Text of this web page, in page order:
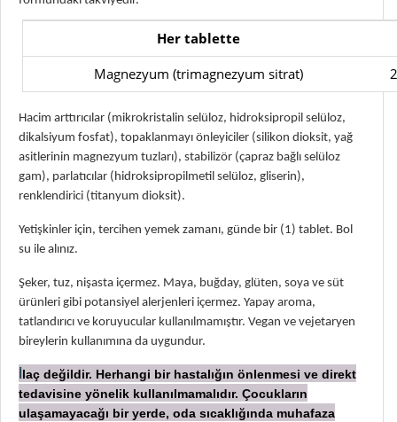
Her tablette
Magnezyum (trimagnezyum sitrat)
Hacim arttırıcılar (mikrokristalin selüloz, hidroksipropil selüloz,
dikalsiyum fosfat), topaklanmayı önleyiciler (silikon dioksit, yağ
asitlerinin magnezyum tuzları), stabilizör (çapraz bağlı selüloz
gam), parlatıcılar (hidroksipropilmetil selüloz, gliserin),
renklendirici (titanyum dioksit).
Yetişkinler için, tercihen yemek zamanı, günde bir (1) tablet. Bol
su ile alınız.
Şeker, tuz, nişasta içermez. Maya, buğday, glüten, soya ve süt
ürünleri gibi potansiyel alerjenleri içermez. Yapay aroma,
tatlandırıcı ve koruyucular kullanılmamıştır. Vegan ve vejetaryen
bireylerin kullanımına da uygundur.
laç değildir. Herhangi bir hastalığın önlenmesi ve direkt
tedavisine yönelik kullanılmamalıdır. Çocukların
ulaşamayacağı bir yerde, oda sıcaklığında muhafaza